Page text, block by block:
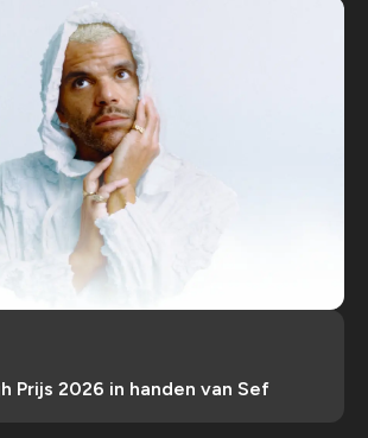
Prijs 2026 in handen van Sef